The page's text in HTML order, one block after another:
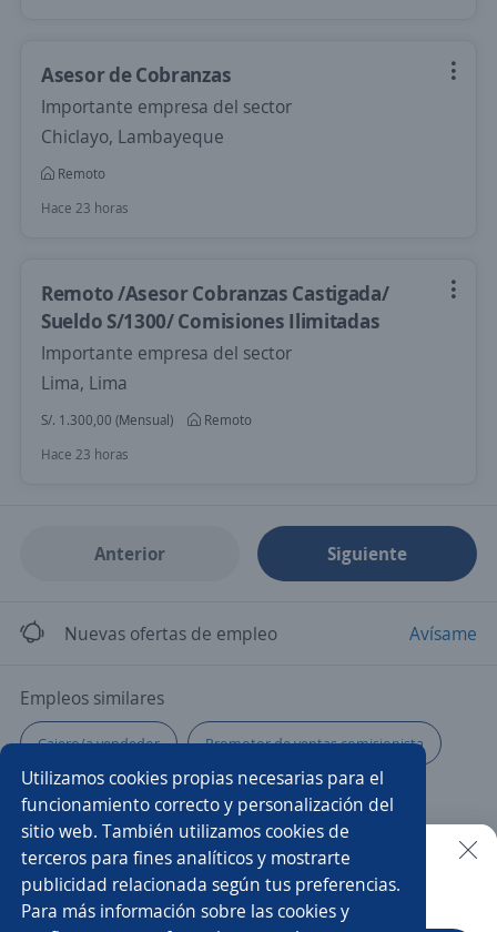
Asesor de Cobranzas
Importante empresa del sector
Chiclayo, Lambayeque
Remoto
Hace 23 horas
Remoto /Asesor Cobranzas Castigada/
Sueldo S/1300/ Comisiones Ilimitadas
Importante empresa del sector
Lima, Lima
S/. 1.300,00 (Mensual)
Remoto
Hace 23 horas
Anterior Siguiente
Nuevas ofertas de empleo Avísame
Empleos similares
Cajero/a vendedor Promotor de ventas comisionista
Cajero multifuncional Cajero estacionamiento
Cajero recepcionista Ejecutivo cobranza
Auxiliar de cobranza Asistente cobranza
Buscar es más fácil en la app
Utilizamos cookies propias necesarias para el
funcionamiento correcto y personalización del
sitio web. También utilizamos cookies de
terceros para fines analíticos y mostrarte
publicidad relacionada según tus preferencias.
Para más información sobre las cookies y